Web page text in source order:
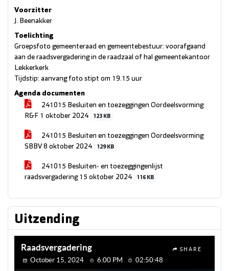
Voorzitter
J. Beenakker
Toelichting
Groepsfoto gemeenteraad en gemeentebestuur: voorafgaand
aan de raadsvergadering in de raadzaal of hal gemeentekantoor
Lekkerkerk
Tijdstip: aanvang foto stipt om 19.15 uur
Agenda documenten
241015 Besluiten en toezeggingen Oordeelsvorming
R&F 1 oktober 2024
123 KB
241015 Besluiten en toezeggingen Oordeelsvorming
SBBV 8 oktober 2024
129 KB
241015 Besluiten- en toezeggingenlijst
raadsvergadering 15 oktober 2024
116 KB
Uitzending